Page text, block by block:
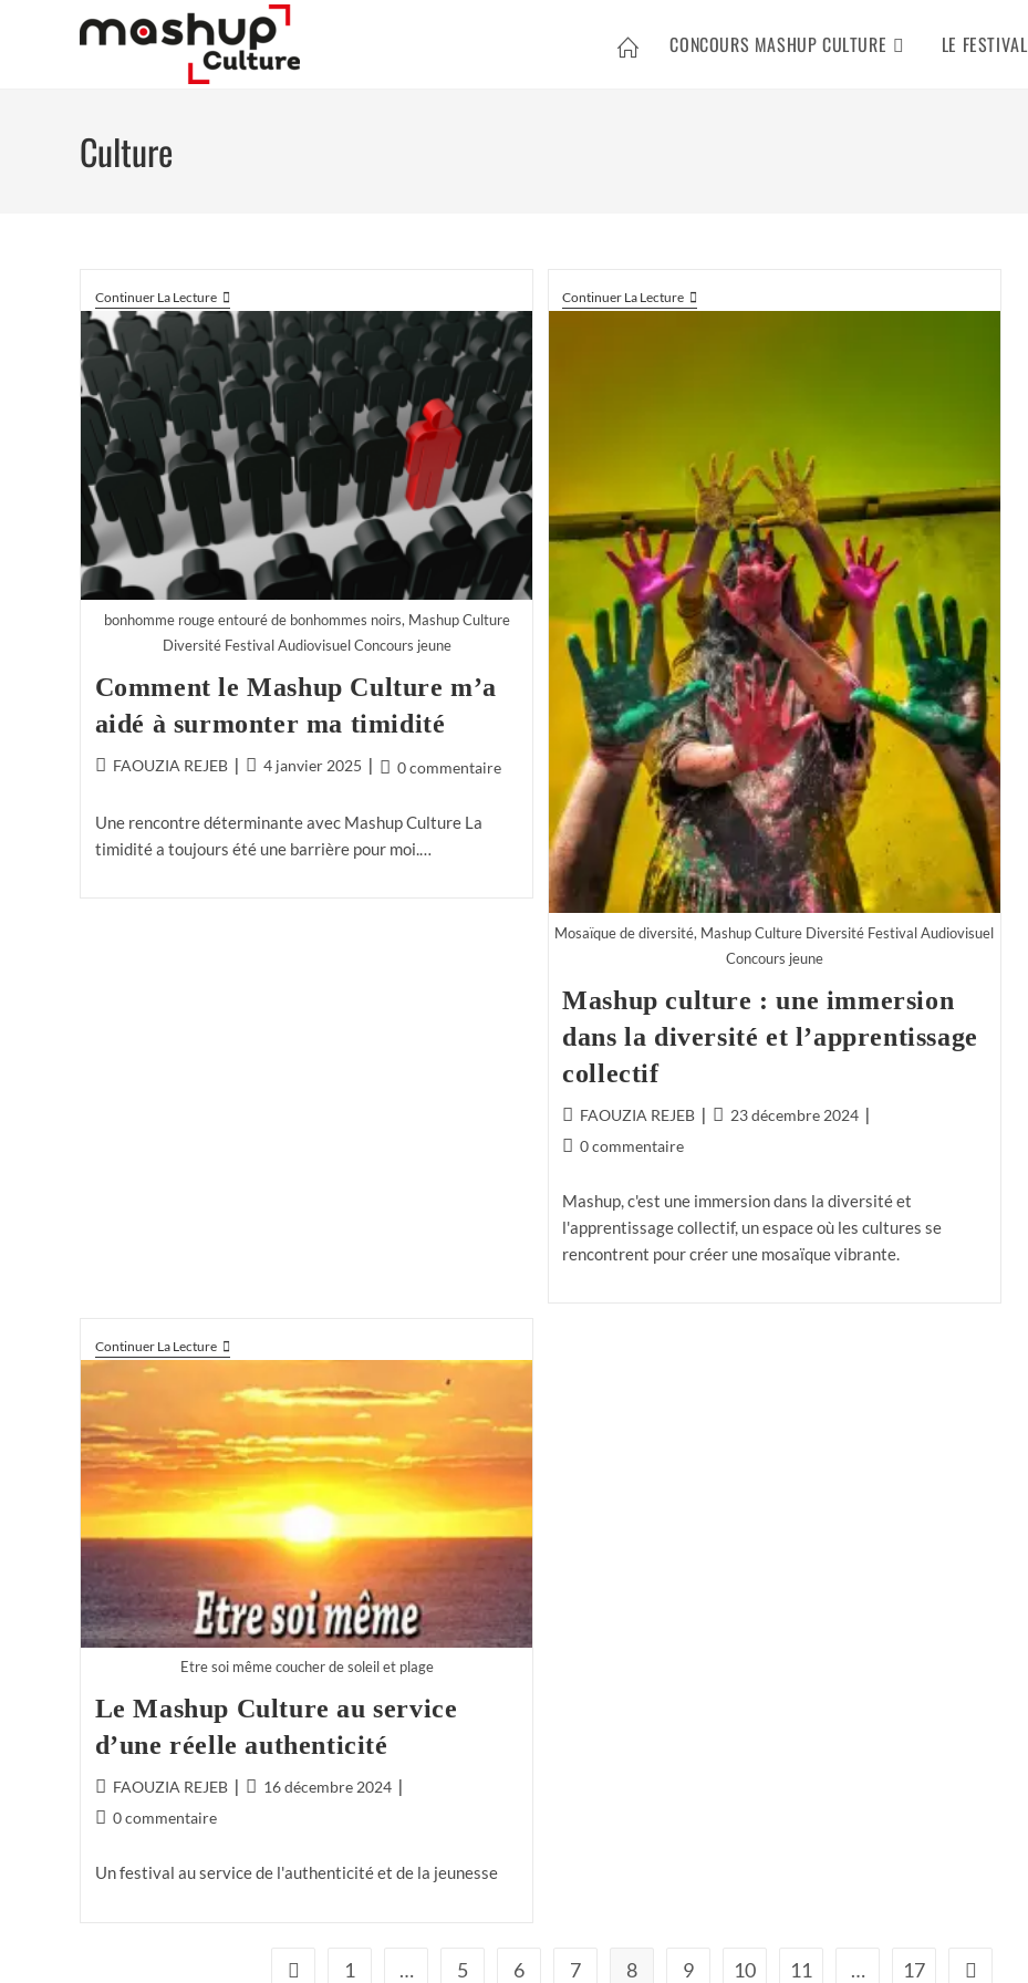
CONCOURS MASHUP CULTURE LE FESTIVAL
Culture
Continuer La Lecture
bonhomme rouge entouré de bonhommes noirs, Mashup Culture
Diversité Festival Audiovisuel Concours jeune
Comment le Mashup Culture m’a
aidé à surmonter ma timidité
FAOUZIA REJEB 4 janvier 2025 0 commentaire
Une rencontre déterminante avec Mashup Culture La
timidité a toujours été une barrière pour moi.…
Continuer La Lecture
Mosaïque de diversité, Mashup Culture Diversité Festival Audiovisuel
Concours jeune
Mashup culture : une immersion
dans la diversité et l’apprentissage
collectif
FAOUZIA REJEB
23 décembre 2024
0 commentaire
Mashup, c'est une immersion dans la diversité et
l'apprentissage collectif, un espace où les cultures se
rencontrent pour créer une mosaïque vibrante.
Continuer La Lecture
Etre soi même coucher de soleil et plage
Le Mashup Culture au service
d’une réelle authenticité
FAOUZIA REJEB
16 décembre 2024
0 commentaire
Un festival au service de l'authenticité et de la jeunesse
1 … 5 6 7 8 9 10 11 … 17